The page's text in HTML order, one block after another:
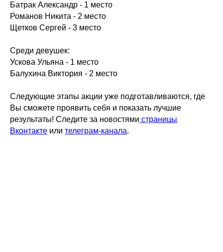
Батрак Александр - 1 место
Романов Никита - 2 место
Щетков Сергей - 3 место
Среди девушек:
Ускова Ульяна - 1 место
Балухина Виктория - 2 место
Следующие этапы акции уже подготавливаются, где
Вы сможете проявить себя и показать лучшие
результаты! Следите за новостями страницы
Вконтакте или телеграм-канала.